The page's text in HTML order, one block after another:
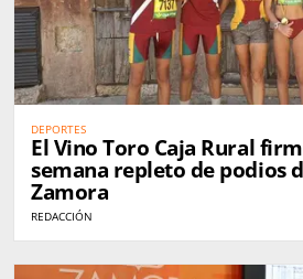
DEPORTES
El Vino Toro Caja Rural
semana repleto de podios
Zamora
REDACCIÓN